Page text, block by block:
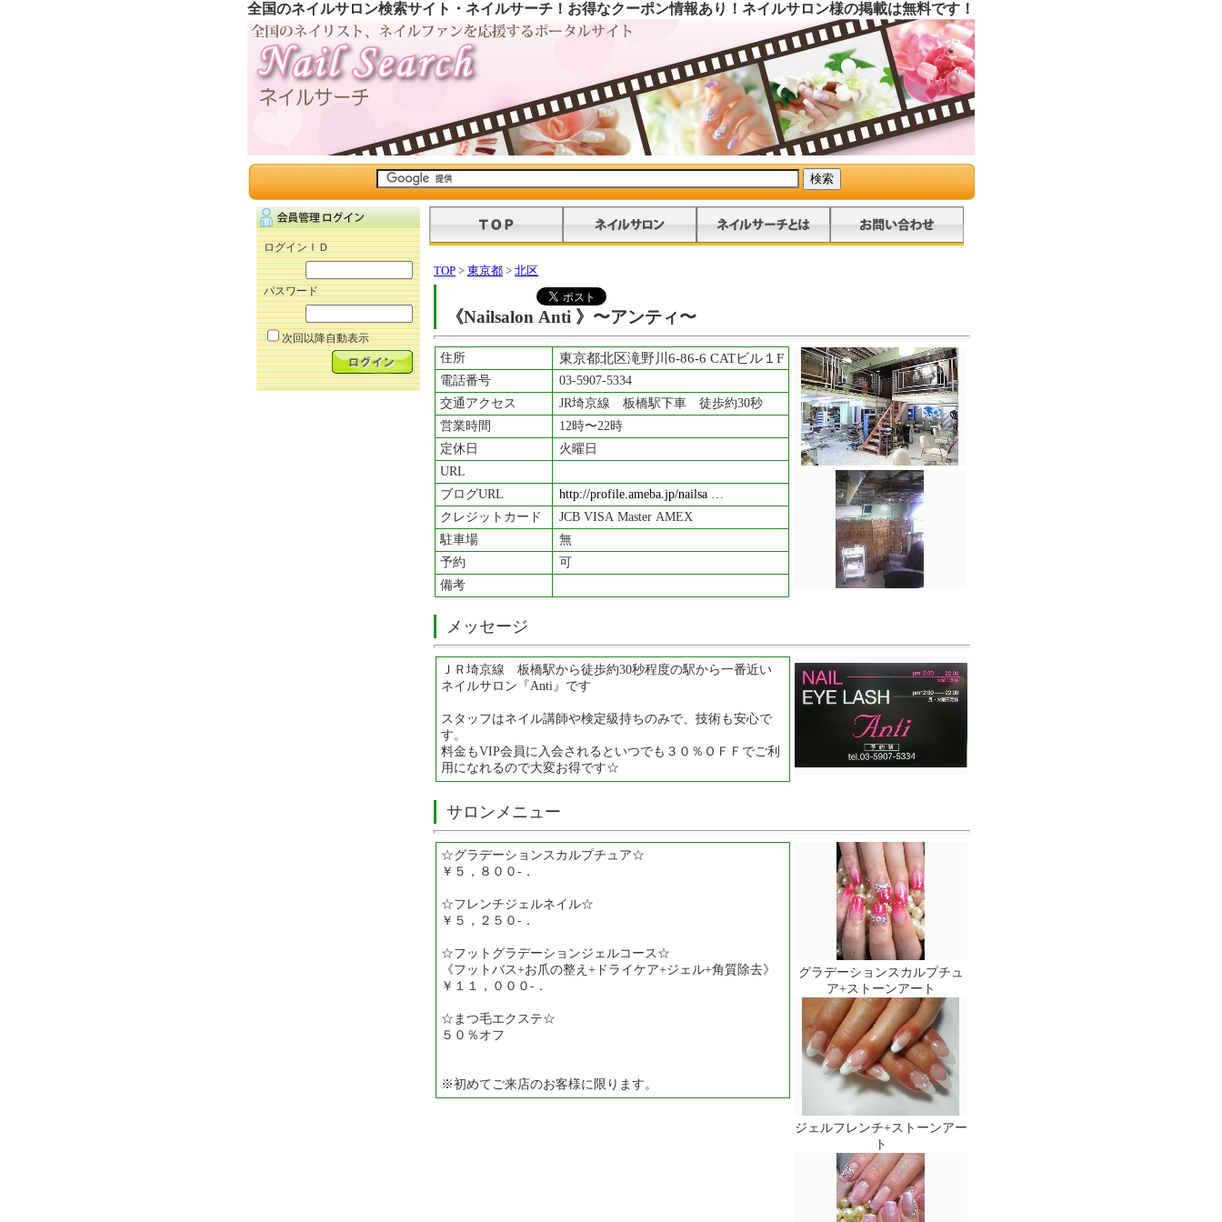
全国のネイルサロン検索サイト・ネイルサーチ！お得なクーポン情報あり！ネイルサロン様の掲載は無料です！
ログインＩＤ
パスワード
次回以降自動表示
TOP > 東京都 > 北区
《Nailsalon Anti 》〜アンティ〜
住所 東京都北区滝野川6-86-6 CATビル１F
電話番号
03-5907-5334
交通アクセス
JR埼京線 板橋駅下車 徒歩約30秒
営業時間
12時〜22時
定休日
火曜日
URL
ブログURL
http://profile.ameba.jp/nailsa …
クレジットカード
JCB VISA Master AMEX
駐車場
無
予約
可
備考
メッセージ
ＪＲ埼京線 板橋駅から徒歩約30秒程度の駅から一番近い
ネイルサロン『Anti』です
スタッフはネイル講師や検定級持ちのみで、技術も安心で
す。
料金もVIP会員に入会されるといつでも３０％ＯＦＦでご利
用になれるので大変お得です☆
サロンメニュー
☆グラデーションスカルプチュア☆
￥５，８００-．
☆フレンチジェルネイル☆
￥５，２５０-．
☆フットグラデーションジェルコース☆
《フットバス+お爪の整え+ドライケア+ジェル+角質除去》
￥１１，０００-．
☆まつ毛エクステ☆
５０％オフ
※初めてご来店のお客様に限ります。
グラデーションスカルプチュ
ア+ストーンアート
ジェルフレンチ+ストーンアー
ト